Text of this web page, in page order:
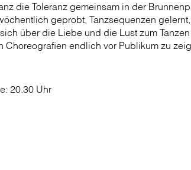
die Toleranz gemeinsam in der
geprobt, Tanzsequenzen
über die Liebe und die Lust zum
Choreografien endlich vor Publikum zu
20.30 Uhr